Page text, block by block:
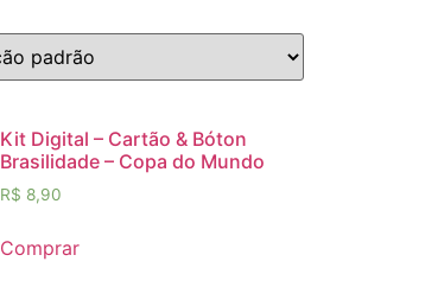
Kit Digital – Cartão & Bóton
Brasilidade – Copa do Mundo
R$ 8,90
Comprar